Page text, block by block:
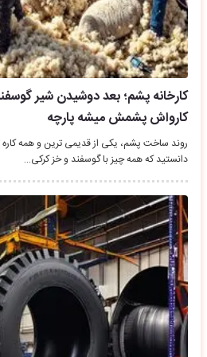
کارخانه پشم؛ بعد دوشیدن شیر
کارواش پشمش میشه پارچه
روند ساخت پشم، یکی از قدیمی ترین و همه کاره
دانستید که همه چیز با گوسفند و خز کرکی…